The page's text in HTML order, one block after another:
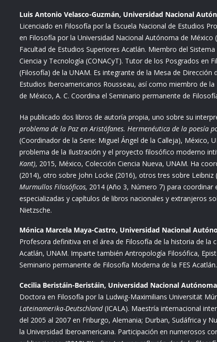
Luis Antonio Velasco-Guzmán, Universidad Nacional
Licenciado en Filosofía por la Escuela Nacional de Estudios
en Filosofía por la Universidad Nacional Autónoma de
Facultad de Estudios Superiores Acatlán. Miembro del
Ciencia y Tecnología (CONACyT). Tutor de los Posgrados en
(Filosofía) de la UNAM. Es integrante de la Mesa de
Estudios Iberoamericanos Rousseau, así como miembro de
de México, A. C. Coordina el Seminario permanente de
Ha publicado dos libros de autoría propia, uno sobre su
problema de la Paz en Aristófanes. Hermenéutica de la poesía
(Coordinador de la Serie: Miguel Ángel de la Calleja), México,
problema de la Ilustración y el proyecto filosófico moderno
Kant), 2015, México, Colección Ciencia Nueva, UNAM. Ha
(2014), otro sobre John Locke (2016), otros tres sobre
Murmullos Filosóficos, 2014 (Año 3, Número 7) para coordinar
especializadas y capítulos de libros nacionales y extranjeros
Nietzsche.
Mónica Marcela Maya-Castro, Universidad Nacional
Profesora definitiva en el área de Filosofía de la historia de la
Acatlán, UNAM. Imparte también Antropología Filosófica,
Seminario permanente de Filosofía Moderna de la FES Acatlán.
Cecilia Beristáin-Beristáin, Universidad Nacional
Doctora en Filosofía por la Ludwig-Maximilians Universität
Lateinamerika-Deutschland(ICALA). Maestría internacional
del 2005 al 2007 en Friburgo, Alemania; Durban, Sudáfrica y
la Universidad Iberoamericana. Participación en numerosos